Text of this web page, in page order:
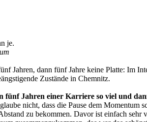
je.
Jahren, dann fünf Jahre keine Platte: Im
Zustände in Chemnitz.
fünf Jahren einer Karriere so viel und
nicht, dass die Pause dem Momentum
zu bekommen. Davor ist einfach